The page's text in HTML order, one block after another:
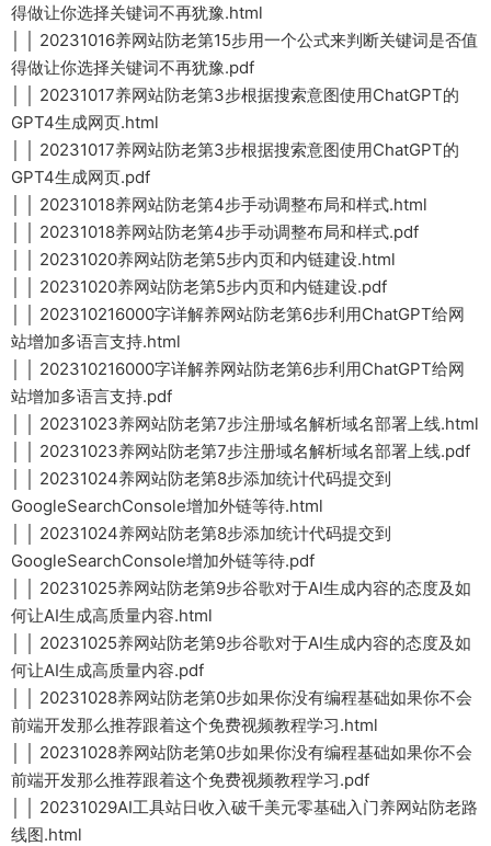
得做让你选择关键词不再犹豫.html
│ │ 20231016养网站防老第15步用一个公式来判断关键词是否值
得做让你选择关键词不再犹豫.pdf
│ │ 20231017养网站防老第3步根据搜索意图使用ChatGPT的
GPT4生成网页.html
│ │ 20231017养网站防老第3步根据搜索意图使用ChatGPT的
GPT4生成网页.pdf
│ │ 20231018养网站防老第4步手动调整布局和样式.html
│ │ 20231018养网站防老第4步手动调整布局和样式.pdf
│ │ 20231020养网站防老第5步内页和内链建设.html
│ │ 20231020养网站防老第5步内页和内链建设.pdf
│ │ 202310216000字详解养网站防老第6步利用ChatGPT给网
站增加多语言支持.html
│ │ 202310216000字详解养网站防老第6步利用ChatGPT给网
站增加多语言支持.pdf
│ │ 20231023养网站防老第7步注册域名解析域名部署上线.html
│ │ 20231023养网站防老第7步注册域名解析域名部署上线.pdf
│ │ 20231024养网站防老第8步添加统计代码提交到
GoogleSearchConsole增加外链等待.html
│ │ 20231024养网站防老第8步添加统计代码提交到
GoogleSearchConsole增加外链等待.pdf
│ │ 20231025养网站防老第9步谷歌对于AI生成内容的态度及如
何让AI生成高质量内容.html
│ │ 20231025养网站防老第9步谷歌对于AI生成内容的态度及如
何让AI生成高质量内容.pdf
│ │ 20231028养网站防老第0步如果你没有编程基础如果你不会
前端开发那么推荐跟着这个免费视频教程学习.html
│ │ 20231028养网站防老第0步如果你没有编程基础如果你不会
前端开发那么推荐跟着这个免费视频教程学习.pdf
│ │ 20231029AI工具站日收入破千美元零基础入门养网站防老路
线图.html